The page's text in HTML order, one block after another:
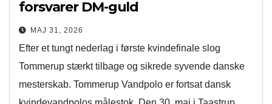
forsvarer DM-guld
MAJ 31, 2026
Efter et tungt nederlag i første kvindefinale slog
Tommerup stærkt tilbage og sikrede syvende danske
mesterskab. Tommerup Vandpolo er fortsat dansk